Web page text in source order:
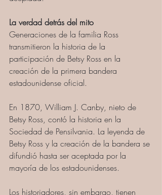
La verdad detrás del mito
Generaciones de la familia Ross
transmitieron la historia de la
participación de Betsy Ross en la
creación de la primera bandera
estadounidense oficial.
En 1870, William J. Canby, nieto de
Betsy Ross, contó la historia en la
Sociedad de Pensilvania. La leyenda de
Betsy Ross y la creación de la bandera se
difundió hasta ser aceptada por la
mayoría de los estadounidenses.
Los historiadores, sin embargo, tienen